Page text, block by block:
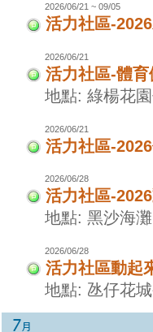
2026/06/21 ~ 09/05
活力社區-
2026/06/21
活力社區-體
地點: 綠楊花
2026/06/21
活力社區-
2026/06/28
活力社區-
地點: 黑沙海灘
2026/06/28
活力社區動起
地點: 氹仔花